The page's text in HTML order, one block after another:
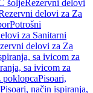
šoljeRezervni delovi
delovi za Za
Potrošni
za Sanitarni
delovi za Za
sa ivicom za
sa ivicom za
poklopcaPisoari,
način ispiranja,